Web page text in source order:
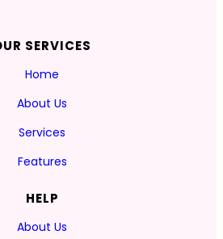
SERVICES
Home
About Us
Services
Features
HELP
About Us